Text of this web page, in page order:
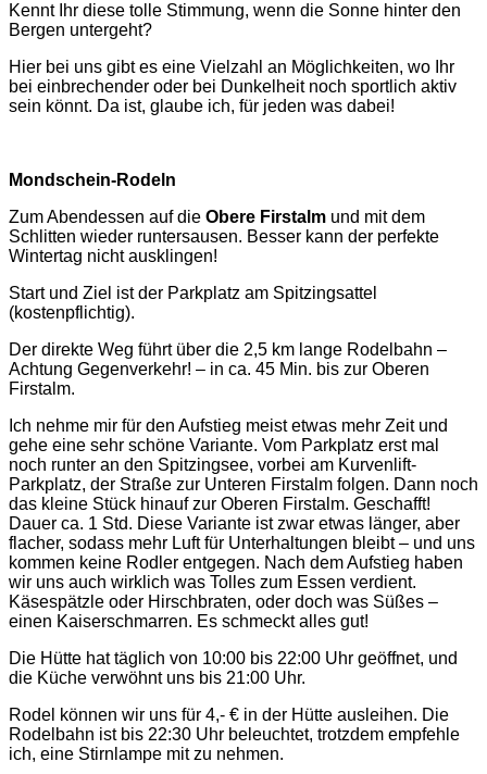
Kennt Ihr diese tolle Stimmung, wenn die Sonne hinter den
Bergen untergeht?
Hier bei uns gibt es eine Vielzahl an Möglichkeiten, wo Ihr
bei einbrechender oder bei Dunkelheit noch sportlich aktiv
sein könnt. Da ist, glaube ich, für jeden was dabei!
Mondschein-Rodeln
Zum Abendessen auf die Obere Firstalm und mit dem
Schlitten wieder runtersausen. Besser kann der perfekte
Wintertag nicht ausklingen!
Start und Ziel ist der Parkplatz am Spitzingsattel
(kostenpflichtig).
Der direkte Weg führt über die 2,5 km lange Rodelbahn –
Achtung Gegenverkehr! – in ca. 45 Min. bis zur Oberen
Firstalm.
Ich nehme mir für den Aufstieg meist etwas mehr Zeit und
gehe eine sehr schöne Variante. Vom Parkplatz erst mal
noch runter an den Spitzingsee, vorbei am Kurvenlift-
Parkplatz, der Straße zur Unteren Firstalm folgen. Dann noch
das kleine Stück hinauf zur Oberen Firstalm. Geschafft!
Dauer ca. 1 Std. Diese Variante ist zwar etwas länger, aber
flacher, sodass mehr Luft für Unterhaltungen bleibt ‒ und uns
kommen keine Rodler entgegen. Nach dem Aufstieg haben
wir uns auch wirklich was Tolles zum Essen verdient.
Käsespätzle oder Hirschbraten, oder doch was Süßes ‒
einen Kaiserschmarren. Es schmeckt alles gut!
Die Hütte hat täglich von 10:00 bis 22:00 Uhr geöffnet, und
die Küche verwöhnt uns bis 21:00 Uhr.
Rodel können wir uns für 4,- € in der Hütte ausleihen. Die
Rodelbahn ist bis 22:30 Uhr beleuchtet, trotzdem empfehle
ich, eine Stirnlampe mit zu nehmen.